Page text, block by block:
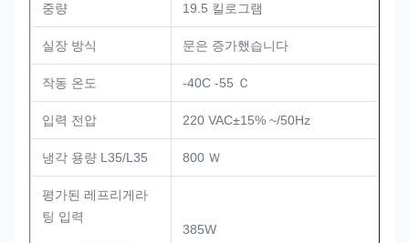
중량 19.5 킬로그램
실장 방식 문은 증가했습니다
작동 온도 -40C -55 Ｃ
입력 전압 220 VAC±15% ~/50Hz
냉각 용량 L35/L35 800 Ｗ
평가된 레프리게라
팅 입력
385W